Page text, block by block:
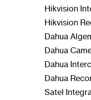
Hikvision
Hikvision
Dahua
Dahua
Dahua
Dahua
Satel Integra